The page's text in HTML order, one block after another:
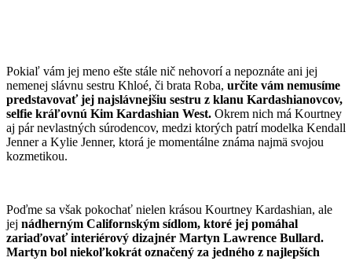
Pokiaľ vám jej meno ešte stále nič nehovorí a nepoznáte ani jej
nemenej slávnu sestru Khloé, či brata Roba, určite vám nemusíme
predstavovať jej najslávnejšiu sestru z klanu Kardashianovcov,
selfie kráľovnú Kim Kardashian West. Okrem nich má Kourtney
aj pár nevlastných súrodencov, medzi ktorých patrí modelka Kendall
Jenner a Kylie Jenner, ktorá je momentálne známa najmä svojou
kozmetikou.
Poďme sa však pokochať nielen krásou Kourtney Kardashian, ale
jej nádherným Californským sídlom, ktoré jej pomáhal
zariaďovať interiérový dizajnér Martyn Lawrence Bullard.
Martyn bol niekoľkokrát označený za jedného z najlepších